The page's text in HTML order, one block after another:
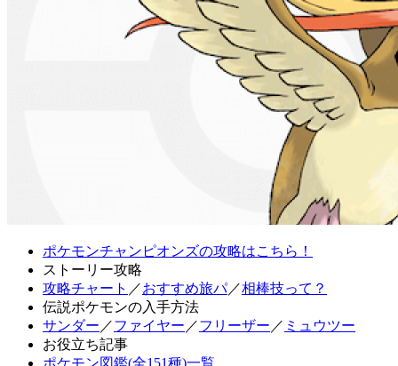
ポケモンチャンピオンズの攻略はこちら！
ストーリー攻略
攻略チャート ／おすすめ旅パ／相棒技って？
伝説ポケモンの入手方法
サンダー ／ファイヤー ／フリーザー ／ ミュウツー
お役立ち記事
ポケモン図鑑(全151種)一覧